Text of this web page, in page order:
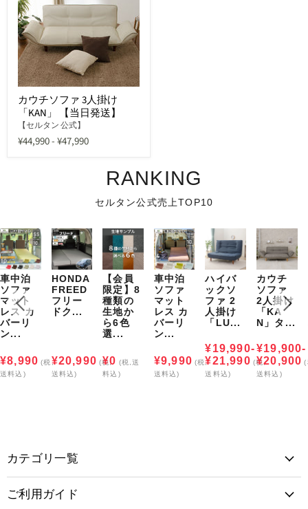
カウチソファ 3人掛け
「KAN」 【当日発送】
【セルタン 公式】
¥44,990-¥47,990
RANKING
セルタン公式売上TOP10
車中泊
ソファ
マット
レス カ
バーリ
ン...
¥8,990 (税,
送料込)
HONDA
FREED
フリー
ドク...
¥20,990 (税,
送料込)
【会員
限定】8
種類の
生地か
ら6色
選...
¥0 (税,送
料込)
車中泊
ソファ
マット
レス カ
バーリ
ン...
¥9,990 (税,
送料込)
ハイバ
ックソ
ファ 2
人掛け
「LU...
¥19,990-
¥21,990 (税,
送料込)
カウチ
ソファ
2人掛け
「KA
N」タ...
¥19,900-
¥20,900 (
送料込)
カテゴリ一覧
ご利用ガイド